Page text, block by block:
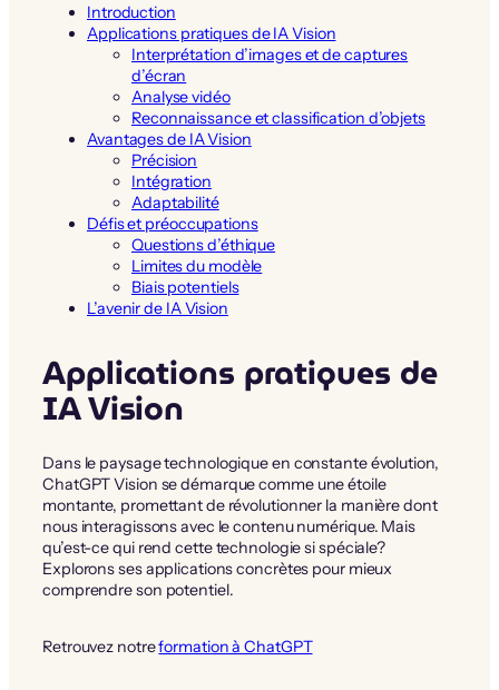
Introduction
Applications pratiques de IA Vision
Interprétation d’images et de captures
d’écran
Analyse vidéo
Reconnaissance et classification d’objets
Avantages de IA Vision
Précision
Intégration
Adaptabilité
Défis et préoccupations
Questions d’éthique
Limites du modèle
Biais potentiels
L’avenir de IA Vision
Applications pratiques de
IA Vision
Dans le paysage technologique en constante évolution,
ChatGPT Vision se démarque comme une étoile
montante, promettant de révolutionner la manière dont
nous interagissons avec le contenu numérique. Mais
qu’est-ce qui rend cette technologie si spéciale?
Explorons ses applications concrètes pour mieux
comprendre son potentiel.
Retrouvez notreformation à ChatGPT